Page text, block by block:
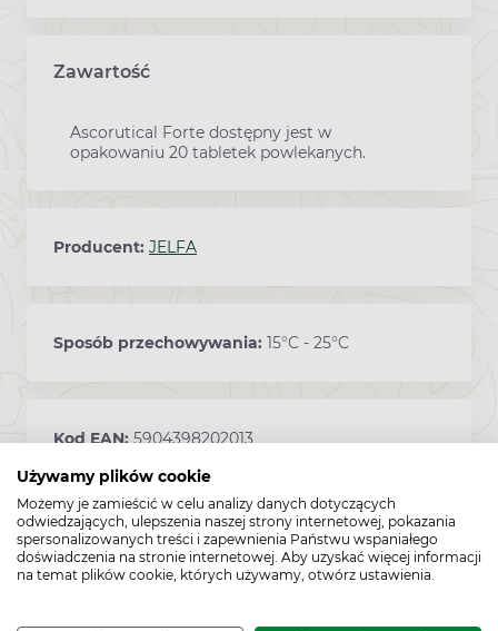
Używamy plików cookie
Możemy je zamieścić w celu analizy danych dotyczących
odwiedzających, ulepszenia naszej strony internetowej, pokazania
spersonalizowanych treści i zapewnienia Państwu wspaniałego
doświadczenia na stronie internetowej. Aby uzyskać więcej informacji
na temat plików cookie, których używamy, otwórz ustawienia.
Zawartość
Ascorutical Forte dostępny jest w
opakowaniu 20 tabletek powlekanych.
Producent: JELFA
Sposób przechowywania: 15°C - 25°C
Kod EAN:5904398202013